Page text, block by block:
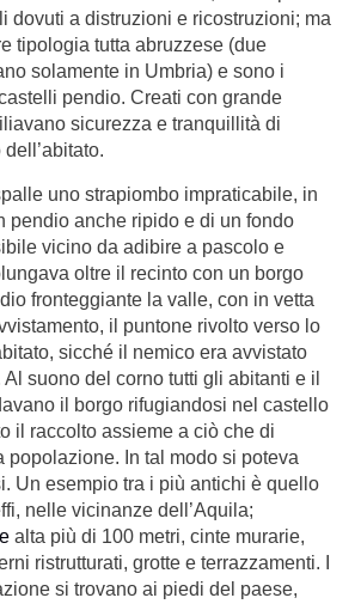
dovuti a distruzioni e ricostruzioni; ma
tipologia tutta abruzzese (due
solamente in Umbria) e sono i
pendio. Creati con grande
sicurezza e tranquillità di
dell’abitato.
uno strapiombo impraticabile, in
pendio anche ripido e di un fondo
vicino da adibire a pascolo e
oltre il recinto con un borgo
fronteggiante la valle, con in vetta
il puntone rivolto verso lo
sicché il nemico era avvistato
suono del corno tutti gli abitanti e il
il borgo rifugiandosi nel castello
il raccolto assieme a ciò che di
popolazione. In tal modo si poteva
Un esempio tra i più antichi è quello
nelle vicinanze dell’Aquila;
alta più di 100 metri, cinte murarie,
ristrutturati, grotte e terrazzamenti. I
si trovano ai piedi del paese,